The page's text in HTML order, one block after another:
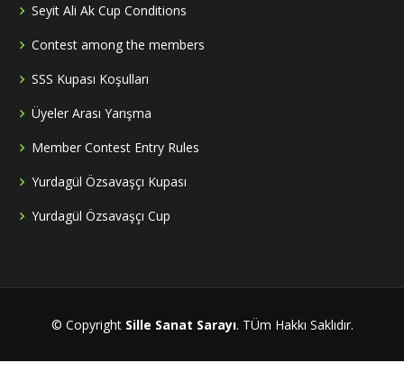
Seyit Ali Ak Cup Conditions
Contest among the members
SSS Kupası Koşulları
Üyeler Arası Yarışma
Member Contest Entry Rules
Yurdagül Özsavaşçı Kupası
Yurdagül Özsavaşçı Cup
© Copyright Sille Sanat Sarayı. TÜm Hakkı Saklıdır.